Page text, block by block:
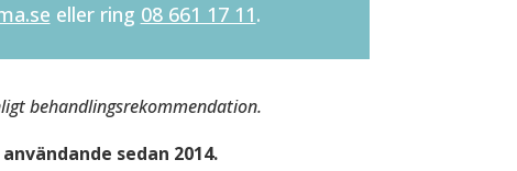
eller ring 08 661 17 11.
behandlingsrekommendation.
sedan 2014.